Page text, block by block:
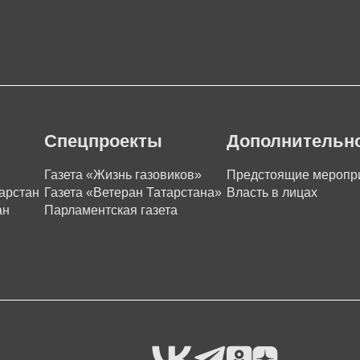
Спецпроекты
Газета «Жизнь газовиков»
Газета «Ветеран Татарстана»
Парламентская газета
Предстоящие
Власть в лицах